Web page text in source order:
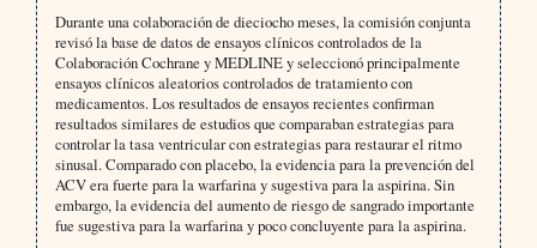
Durante una colaboración de dieciocho meses, la comisión conjunta
revisó la base de datos de ensayos clínicos controlados de la
Colaboración Cochrane y MEDLINE y seleccionó principalmente
ensayos clínicos aleatorios controlados de tratamiento con
medicamentos. Los resultados de ensayos recientes confirman
resultados similares de estudios que comparaban estrategias para
controlar la tasa ventricular con estrategias para restaurar el ritmo
sinusal. Comparado con placebo, la evidencia para la prevención del
ACV era fuerte para la warfarina y sugestiva para la aspirina. Sin
embargo, la evidencia del aumento de riesgo de sangrado importante
fue sugestiva para la warfarina y poco concluyente para la aspirina.